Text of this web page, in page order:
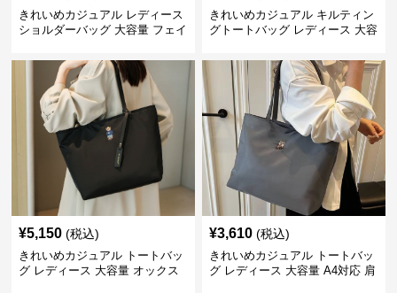
きれいめカジュアル レディース
ショルダーバッグ 大容量 フェイ
2WAY ヴィンテージ風
きれいめカジュアル キルティン
グトートバッグ レディース 大容
ゃれ 通勤・通学 シンプル
¥5,150 (税込)
きれいめカジュアル トートバッ
グ レディース 大容量 オックス
¥3,610 (税込)
きれいめカジュアル トートバッ
グ レディース 大容量 A4対応 肩